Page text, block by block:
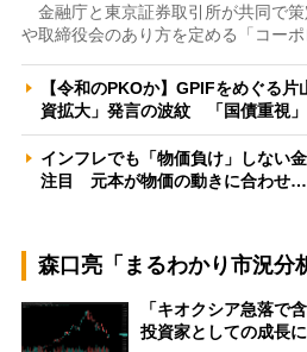
金融庁と東京証券取引所が共同で
や取締役会のあり方を定める「コーポ
【令和のPKOか】GPIFをめぐる
資拡大」発言の波紋 「国債重視
インフレでも「物価負け」しない
注目 元本が物価の動きに合わせ…
森口亮「まるわかり市況分
「キオクシア急落で
投資家としての成長